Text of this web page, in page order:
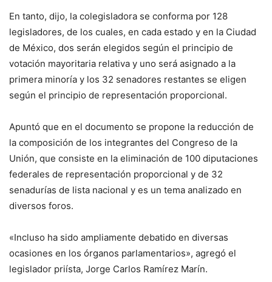
En tanto, dijo, la colegisladora se conforma por 128
legisladores, de los cuales, en cada estado y en la Ciudad
de México, dos serán elegidos según el principio de
votación mayoritaria relativa y uno será asignado a la
primera minoría y los 32 senadores restantes se eligen
según el principio de representación proporcional.
Apuntó que en el documento se propone la reducción de
la composición de los integrantes del Congreso de la
Unión, que consiste en la eliminación de 100 diputaciones
federales de representación proporcional y de 32
senadurías de lista nacional y es un tema analizado en
diversos foros.
«Incluso ha sido ampliamente debatido en diversas
ocasiones en los órganos parlamentarios», agregó el
legislador priísta, Jorge Carlos Ramírez Marín.